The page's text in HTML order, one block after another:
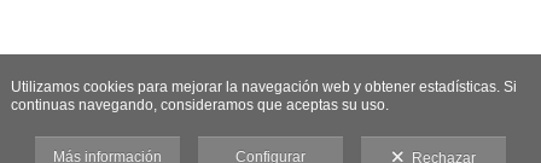
Utilizamos cookies para mejorar la navegación web y obtener estadísticas. Si
continuas navegando, consideramos que aceptas su uso.
Más información Configurar Rechazar